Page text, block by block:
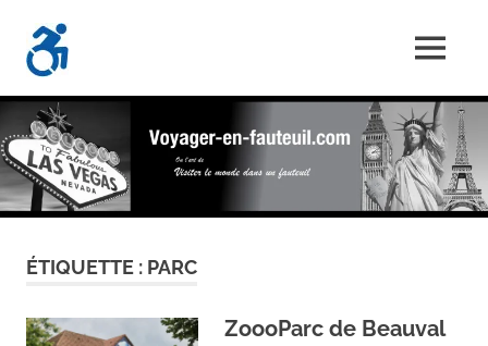
content
En-
Fauteuil.com
Aventures
d'un
handi-
voyageur
MENU
ÉTIQUETTE : PARC
ZoooParc de Beauval